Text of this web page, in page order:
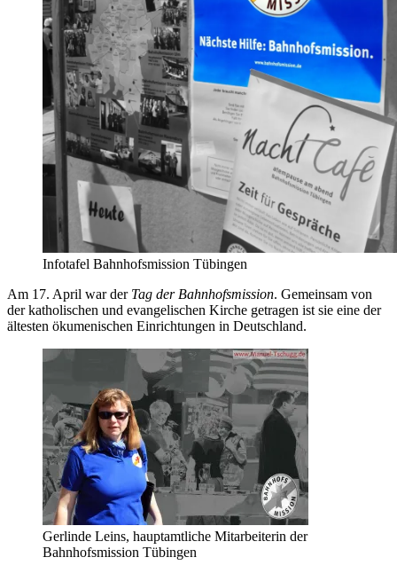
Infotafel Bahnhofsmission Tübingen
Am 17. April war der Tag der Bahnhofsmission. Gemeinsam von
der katholischen und evangelischen Kirche getragen ist sie eine der
ältesten ökumenischen Einrichtungen in Deutschland.
Gerlinde Leins, hauptamtliche Mitarbeiterin der
Bahnhofsmission Tübingen